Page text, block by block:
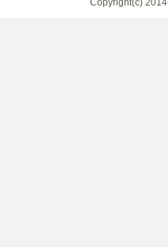
Copyright(c)